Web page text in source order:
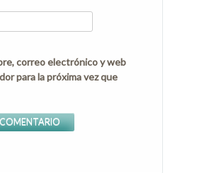
correo electrónico y web
para la próxima vez que